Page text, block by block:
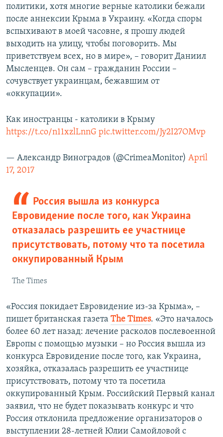
политики, хотя многие верные католики бежали
после аннексии Крыма в Украину. «Когда споры
вспыхивают в моей часовне, я прошу людей
выходить на улицу, чтобы поговорить. Мы
приветствуем всех, но в мире», – говорит Даниил
Мысленцев. Он сам – гражданин России –
сочувствует украинцам, бежавшим от
«оккупации».
Как иностранцы - католики в Крыму
https://t.co/n11xzlLnnG pic.twitter.com/Jy2I27OMvp
— Александр Виноградов (@CrimeaMonitor) April
17, 2017
Россия вышла из конкурса
Евровидение после того, как Украина
отказалась разрешить ее участнице
присутствовать, потому что та посетила
оккупированный Крым
The Times
«Россия покидает Евровидение из-за Крыма», –
пишет британская газета Тhe Тimes. «Это началось
более 60 лет назад: лечение расколов послевоенной
Европы с помощью музыки – но Россия вышла из
конкурса Евровидение после того, как Украина,
хозяйка, отказалась разрешить ее участнице
присутствовать, потому что та посетила
оккупированный Крым. Российский Первый канал
заявил, что не будет показывать конкурс и что
Россия отклонила предложение организаторов о
выступлении 28-летней Юлии Самойловой с